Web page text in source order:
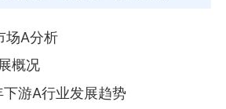
场A分析
概况
游A行业发展趋势